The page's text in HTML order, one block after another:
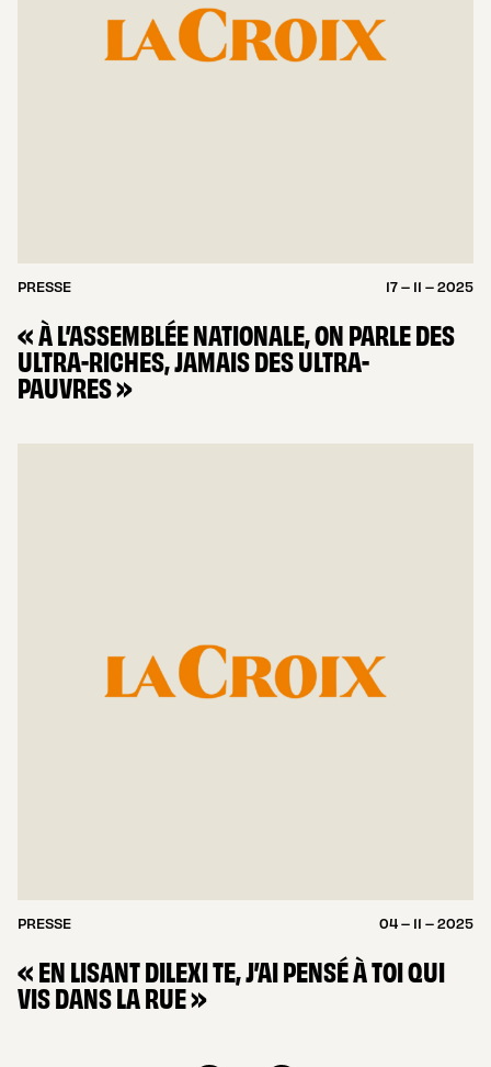
PRESSE 17 – 11 – 2025
« À L’ASSEMBLÉE NATIONALE, ON PARLE DES
ULTRA-RICHES, JAMAIS DES ULTRA-
PAUVRES »
PRESSE 04 – 11 – 2025
« EN LISANT DILEXI TE, J’AI PENSÉ À TOI QUI
VIS DANS LA RUE »